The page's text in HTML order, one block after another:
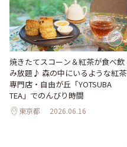
焼きたてスコーン＆紅茶が食べ飲
み放題♪ 森の中にいるような紅茶
専門店・自由が丘「YOTSUBA
TEA」でのんびり時間
東京都 2026.06.16